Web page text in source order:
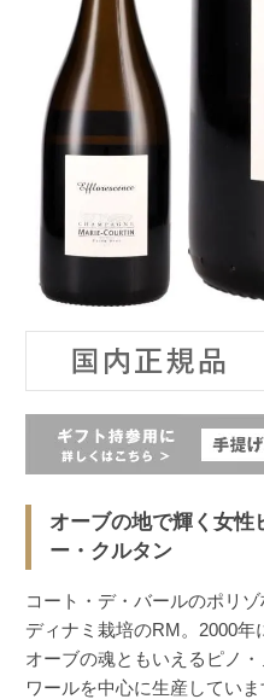
オーブの地で輝く女性
ー・クルタン
コート・デ・バールのポリ
ディナミ栽培のRM。2000
オーブの魂ともいえるピノ
ワールを中心に生産してい